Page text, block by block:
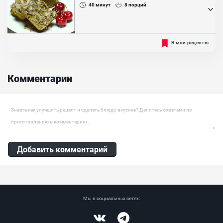
белок (курица, свинина, говядина, утка), овощи (свежие...
Ингредиенты:
Имбирь, Моллюски, Вино рисовое, Молотый белый перец
40минут 8порций
Советуем к вашему приготовлению очень ароматные, вкусные и
воздушные кексы с зеленым чаем. Такие кексы вы можете
бюджетных и доступных ингредиентов, которые вы можете...
Гранола, Чай матча, Ванилин, Масло растительное
В мои рецепты
Комментарии
Оставить комментарий
Добавить комментарий
Мы в социальных сетях: